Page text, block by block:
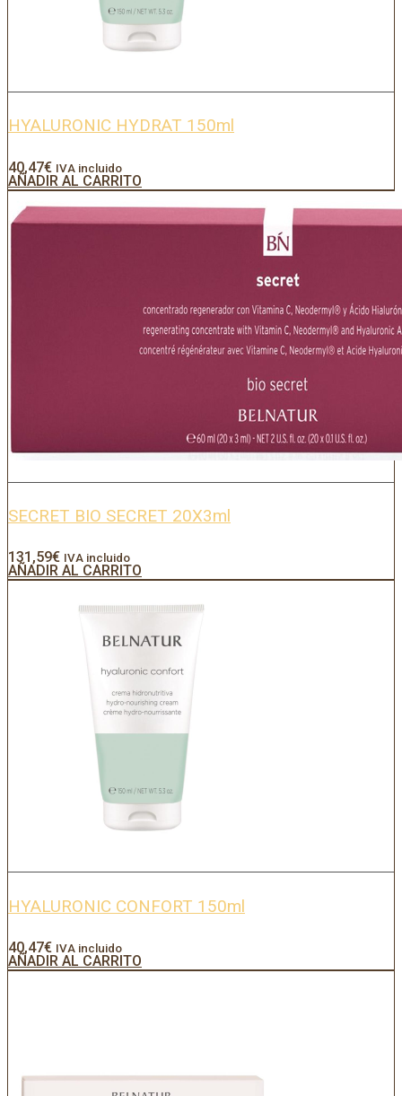
HYALURONIC HYDRAT 150ml
40,47€ IVA incluido
AÑADIR AL CARRITO
SECRET BIO SECRET 20X3ml
131,59€ IVA incluido
AÑADIR AL CARRITO
HYALURONIC CONFORT 150ml
40,47€ IVA incluido
AÑADIR AL CARRITO